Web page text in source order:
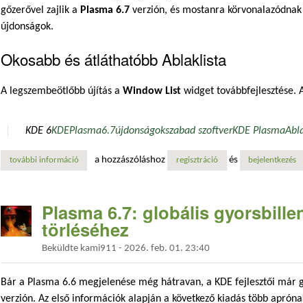
gőzerővel zajlik a Plasma 6.7 verzión, és mostanra
újdonságok.
Okosabb és átláthatóbb Ablaklista
A legszembeötlőbb újítás a Window List widget továbbfejlesztése.
KDE 6KDEPlasma6.7újdonságokszabad szoftverKDE Plasma
további információa kde plasma 6.7 okosabb ablaklistát és ablakkezelési
a hozzászóláshoz regisztráció és bejelentkezés
Plasma 6.7: globális
törléséhez
Beküldte kami911 - 2026. feb. 01. 23:40
Bár a Plasma 6.6 megjelenése még hátravan, a KDE fejlesztői már
verzión. Az első információk alapján a következő kiadás több